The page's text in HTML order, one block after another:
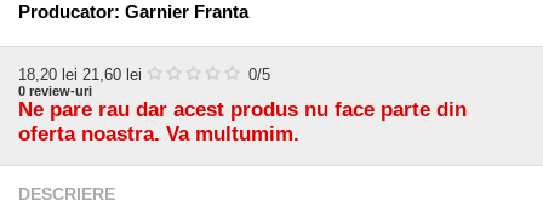
Producator: Garnier Franta
18,20 lei 21,60 lei 0/5
0 review-uri
Ne pare rau dar acest produs nu face parte din
oferta noastra. Va multumim.
DESCRIERE